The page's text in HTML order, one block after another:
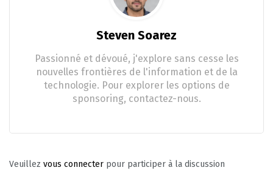
Steven Soarez
Passionné et dévoué, j'explore sans cesse les
nouvelles frontières de l'information et de la
technologie. Pour explorer les options de
sponsoring, contactez-nous.
Veuillez vous connecter pour participer à la discussion